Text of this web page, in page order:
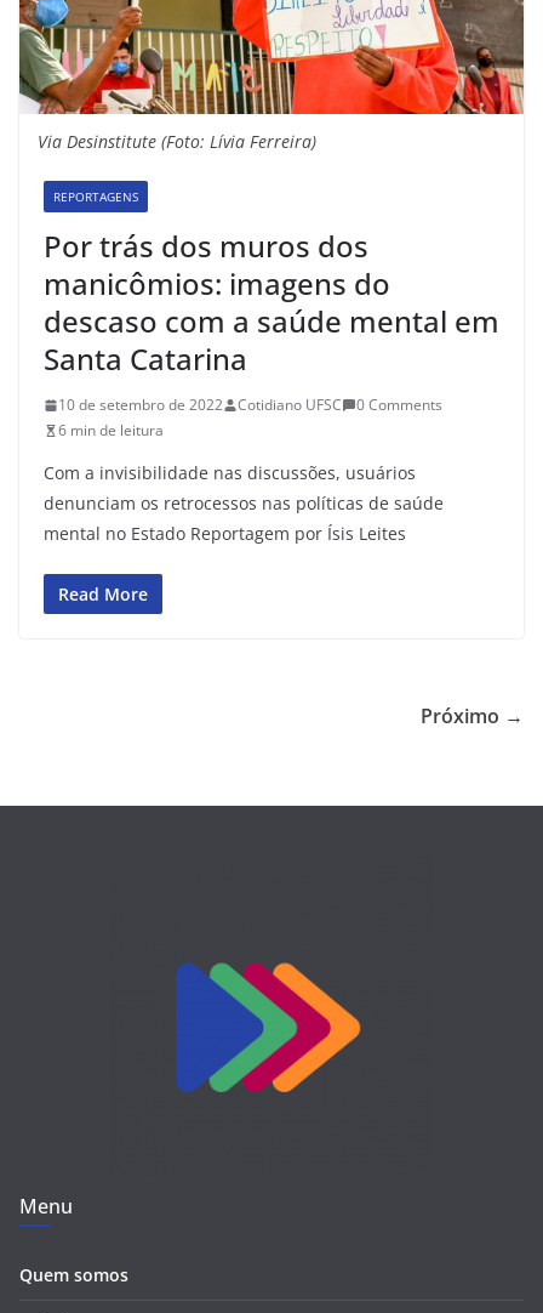
Via Desinstitute (Foto: Lívia Ferreira)
REPORTAGENS
Por trás dos muros dos
manicômios: imagens do
descaso com a saúde mental em
Santa Catarina
10 de setembro de 2022 Cotidiano UFSC
0 Comments
6 min de leitura
Com a invisibilidade nas discussões, usuários
denunciam os retrocessos nas políticas de saúde
mental no Estado Reportagem por Ísis Leites
Read More
Próximo →
Menu
Quem somos